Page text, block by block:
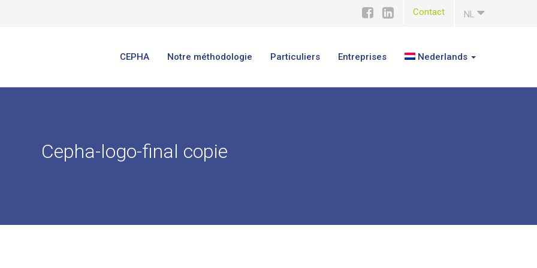
NL
Contact
CEPHA Notre méthodologie Particuliers Entreprises Nederlands
Cepha-logo-final copie